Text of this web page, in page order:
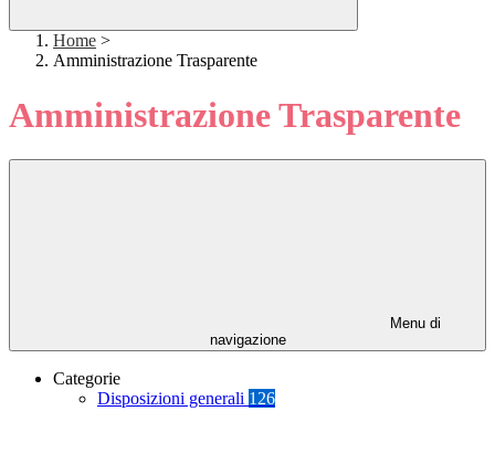
Home >
Amministrazione Trasparente
Amministrazione Trasparente
Menu di
navigazione
Categorie
Disposizioni generali 126